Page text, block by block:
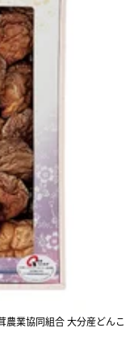
業協同組合 大分産どんこ